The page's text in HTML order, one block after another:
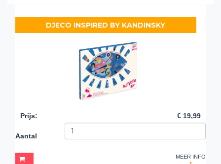
DJECO INSPIRED BY KANDINSKY
Prijs: € 19,99
Aantal
MEER INFO